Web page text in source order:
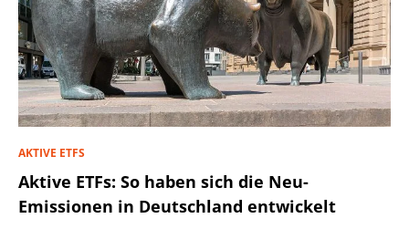
AKTIVE ETFS
Aktive ETFs: So haben sich die Neu-
Emissionen in Deutschland entwickelt